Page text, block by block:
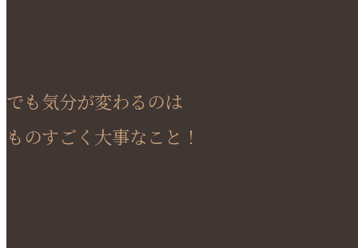
でも気分が変わるのは
ものすごく大事なこと！